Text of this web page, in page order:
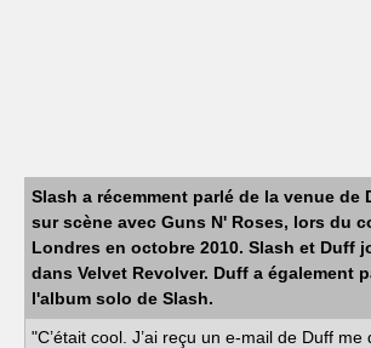
Slash a récemment parlé de la venue de
sur scène avec Guns N' Roses, lors du
Londres en octobre 2010. Slash et Duff
dans Velvet Revolver. Duff a également
l'album solo de Slash.
"C’était cool. J’ai reçu un e-mail de Duff me